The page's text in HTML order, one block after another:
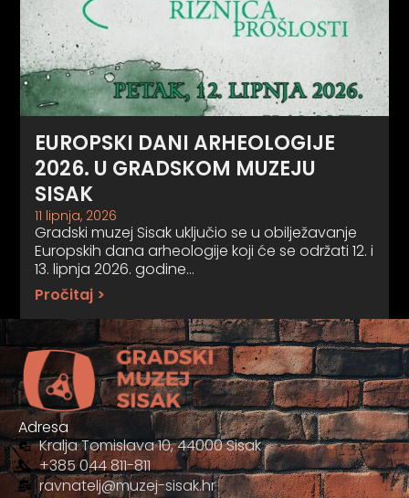
EUROPSKI DANI ARHEOLOGIJE
2026. U GRADSKOM MUZEJU
SISAK
11 lipnja, 2026
Gradski muzej Sisak uključio se u obilježavanje
Europskih dana arheologije koji će se održati 12. i
13. lipnja 2026. godine…
Pročitaj >
Adresa
Kralja Tomislava 10, 44000 Sisak
+385 044 811-811
ravnatelj@muzej-sisak.hr